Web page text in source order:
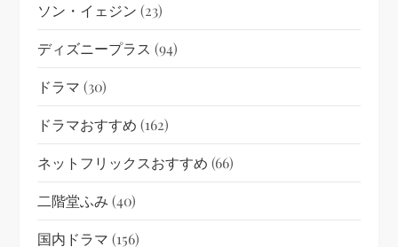
ソン・イェジン (23)
ディズニープラス (94)
ドラマ (30)
ドラマおすすめ (162)
ネットフリックスおすすめ (66)
二階堂ふみ (40)
国内ドラマ (156)